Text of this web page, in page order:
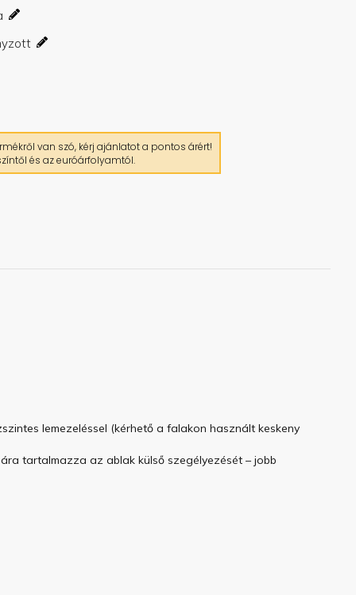
van szó, kérj ajánlatot a pontos árért!
és az euróárfolyamtól.
lemezeléssel (kérhető a falakon használt keskeny
tartalmazza az ablak külső szegélyezését – jobb